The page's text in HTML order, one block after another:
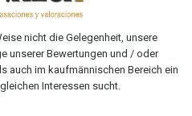
nicht die Gelegenheit, unsere
unserer Bewertungen und / oder
auch im kaufmännischen Bereich ein
Interessen sucht.